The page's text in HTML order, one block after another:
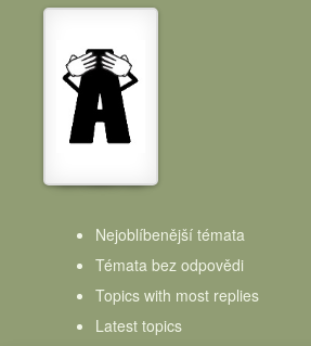
Nejoblíbenější témata
Témata bez odpovědi
Topics with most replies
Latest topics